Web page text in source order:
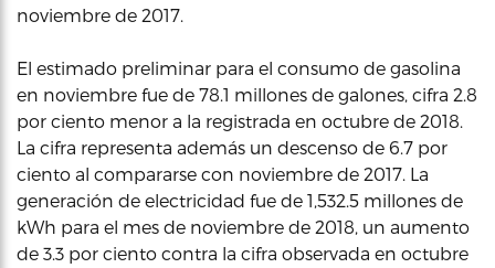
noviembre de 2017.
El estimado preliminar para el consumo de gasolina
en noviembre fue de 78.1 millones de galones, cifra 2.8
por ciento menor a la registrada en octubre de 2018.
La cifra representa además un descenso de 6.7 por
ciento al compararse con noviembre de 2017. La
generación de electricidad fue de 1,532.5 millones de
kWh para el mes de noviembre de 2018, un aumento
de 3.3 por ciento contra la cifra observada en octubre